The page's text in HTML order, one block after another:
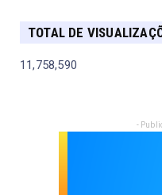
TOTAL DE
11,758,590
-